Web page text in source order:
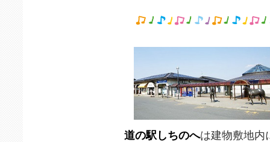
道の駅しちのへは建物敷地内